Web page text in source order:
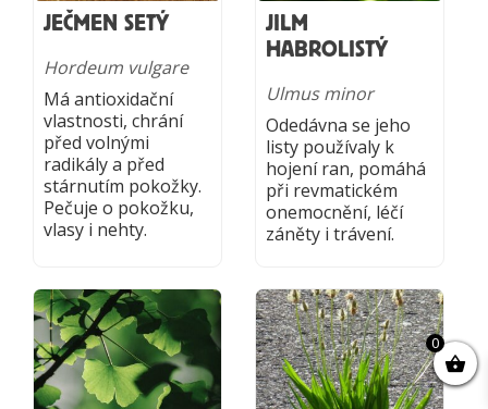
JEČMEN SETÝ
Hordeum vulgare
Má antioxidační
vlastnosti, chrání
před volnými
radikály a před
stárnutím pokožky.
Pečuje o pokožku,
vlasy i nehty.
JILM
HABROLISTÝ
Ulmus minor
Odedávna se jeho
listy používaly k
hojení ran, pomáhá
při revmatickém
onemocnění, léčí
záněty i trávení.
0